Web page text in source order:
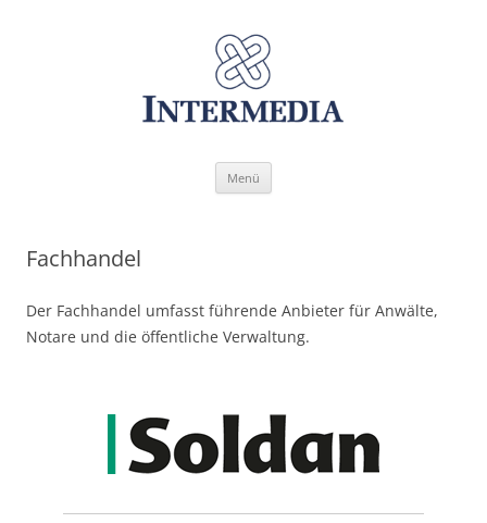
Menü
Fachhandel
Der Fachhandel umfasst führende Anbieter für Anwälte,
Notare und die öffentliche Verwaltung.